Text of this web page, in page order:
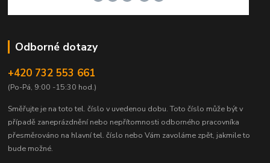
Odborné dotazy
+420 732 553 661
(Po-Pá, 9:00 -15:30 hod.)
Směřujte je na toto tel. číslo v uvedenou dobu. Toto číslo může být v
případě zaneprázdnění nebo nepřítomnosti odborného pracovníka
přesměrováno na hlavní tel. číslo nebo Vám zavoláme zpět, jakmile to
bude možné.